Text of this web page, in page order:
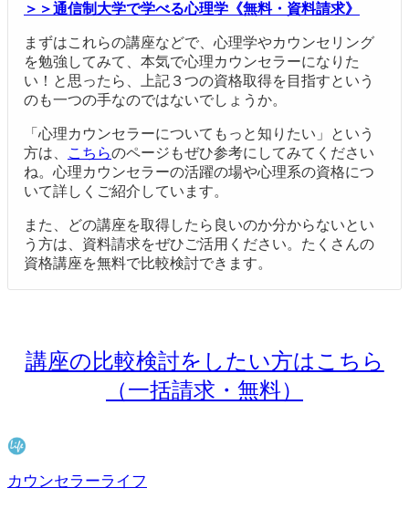
＞＞通信制大学で学べる心理学《無料・資料請求》
まずはこれらの講座などで、心理学やカウンセリング
を勉強してみて、 本気で心理カウンセラーになりた
い！と思ったら、上記３つの資格取得を目指すという
のも一つの手なのではないでしょうか。
「心理カウンセラーについてもっと知りたい」という
方は、
こちらのページもぜひ参考にしてみてください
ね。心理カウンセラーの活躍の場や心理系の資格につ
いて詳しくご紹介しています。
また、どの講座を取得したら良いのか分からないとい
う方は、資料請求をぜひご活用ください。たくさんの
資格講座を無料で比較検討できます。
講座の比較検討をしたい方はこちら
（一括請求・無料）
カウンセラーライフ